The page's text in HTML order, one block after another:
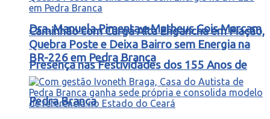
Dra. Manuela Pimenta e Matheus Gois Marcam
Presença nas Festividades dos 155 Anos de
Pedra Branca
Caminhão com Carga Alta Engancha em Fiação,
Quebra Poste e Deixa Bairro sem Energia na
BR-226 em Pedra Branca